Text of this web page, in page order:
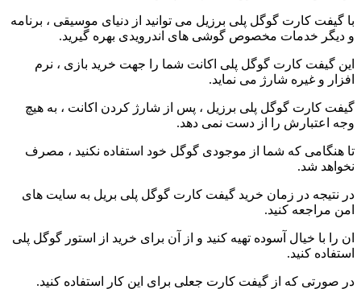
با گیفت کارت گوگل پلی برزیل می توانید از دنیای موسیقی ، برنامه
و دیگر خدمات مخصوص گوشی های اندرویدی بهره گیرید.
این گیفت کارت گوگل پلی اکانت شما را جهت خرید بازی ، نرم
افزار و غیره شارژ می نماید.
گیفت کارت گوگل پلی برزیل ، پس از شارژ کردن اکانت ، به هیچ
وجه اعتبارش را از دست نمی دهد.
تا هنگامی که شما از موجودی گوگل خود استفاده نکنید ، مصرف
نخواهد شد.
در نتیجه در زمان خرید گیفت کارت گوگل پلی بریل به سایت های
امن مراجعه کنید.
ان را با خیال آسوده تهیه کنید و از آن برای خرید از استور گوگل پلی
استفاده کنید.
در صورتی که از گیفت کارت جعلی برای این کار استفاده کنید.